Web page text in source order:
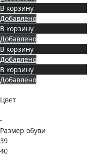
В корзину
Добавлено
В корзину
Добавлено
В корзину
Добавлено
В корзину
Добавлено
Цвет
-
Размер обуви
39
40